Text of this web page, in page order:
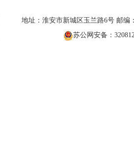
地址：淮安市新城区玉兰路6号 邮编
苏公网安备：